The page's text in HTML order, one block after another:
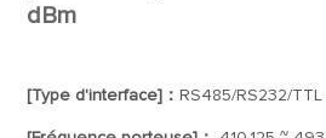
dBm
[Type d'interface]： RS485/RS232/TTL